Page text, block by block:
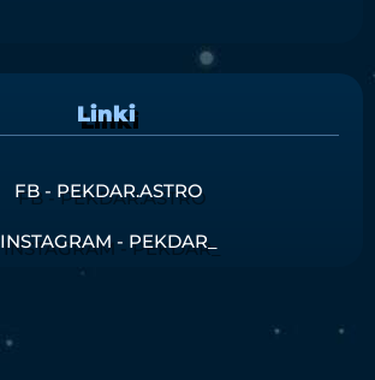
Linki
FB - PEKDAR.ASTRO
INSTAGRAM - PEKDAR_